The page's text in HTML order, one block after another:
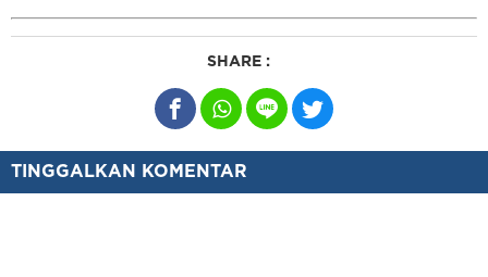
SHARE :
TINGGALKAN KOMENTAR